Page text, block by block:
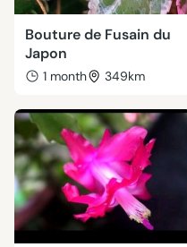
Bouture de Fusain du
Japon
1 month 349km